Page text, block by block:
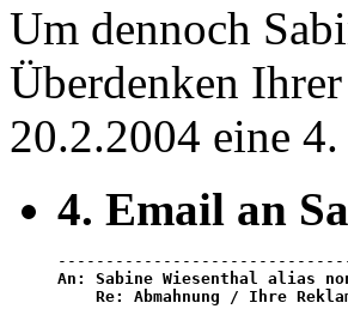
Um dennoch
Überdenken
20.2.2004 eine
4. Email an
An: Sabine Wiesenthal alias
Re: Abmahnung / Ihre